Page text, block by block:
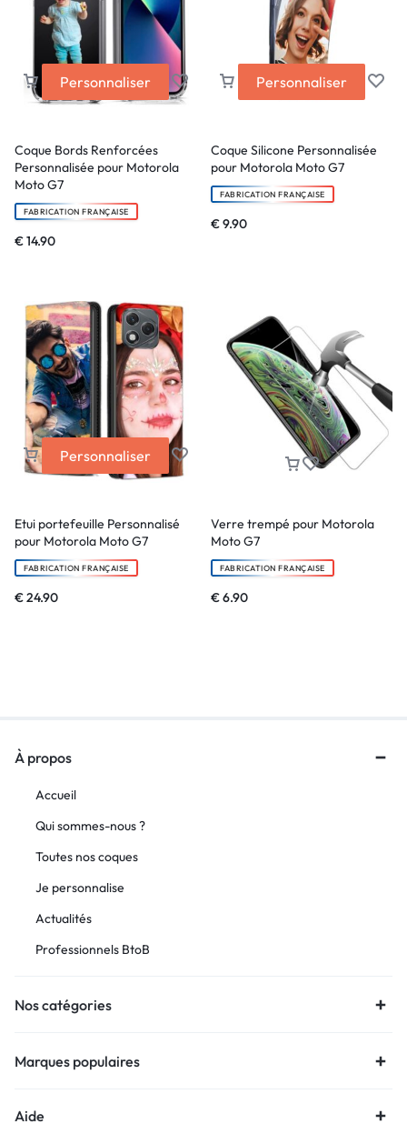
Personnaliser
Coque Bords Renforcées
Personnalisée pour Motorola
Moto G7
FABRICATION FRANÇAISE
€14.90
Personnaliser
Coque Silicone Personnalisée
pour Motorola Moto G7
FABRICATION FRANÇAISE
€9.90
Personnaliser
Etui portefeuille Personnalisé
pour Motorola Moto G7
FABRICATION FRANÇAISE
€24.90
Verre trempé pour Motorola
Moto G7
FABRICATION FRANÇAISE
€6.90
À propos
Accueil
Qui sommes-nous ?
Toutes nos coques
Je personnalise
Actualités
Professionnels BtoB
Nos catégories
Marques populaires
Aide